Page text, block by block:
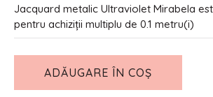
Jacquard metalic Ultraviolet Mirabela
pentru achiziții multiplu de 0.1 metru(i)
ADĂUGARE ÎN COȘ